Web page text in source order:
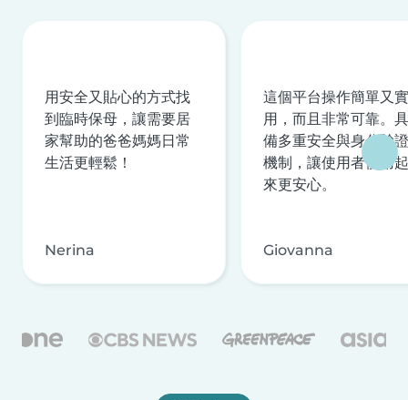
用安全又貼心的方式找
到臨時保母，讓需要居
家幫助的爸爸媽媽日常
生活更輕鬆！
Nerina
這個平台操作簡單又實
用，而且非常可靠。具
備多重安全與身分驗證
機制，讓使用者使用起
來更安心。
Giovanna